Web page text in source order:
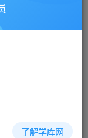
可保存购买订单
了解学库网